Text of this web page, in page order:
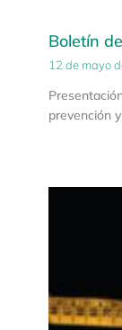
Boletín
12 de mayo
prevención